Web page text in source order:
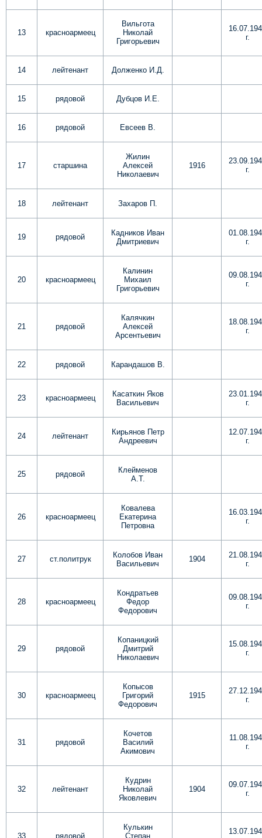
13 красноармеец
Вильгота
Николай
Григорьевич
г.
14 лейтенант Долженко И.Д.
15 рядовой Дубцов И.Е.
16 рядовой Евсеев В.
17 старшина
Жилин
Алексей
Николаевич
1916
г.
18 лейтенант Захаров П.
19 рядовой
Кадников Иван
Дмитриевич
г.
20 красноармеец
Калинин
Михаил
Григорьевич
г.
21 рядовой
Калячкин
Алексей
Арсентьевич
г.
22 рядовой Карандашов В.
23 красноармеец
Касаткин Яков
Васильевич
г.
24 лейтенант
Кирьянов Петр
Андреевич
г.
25 рядовой
Клейменов
А.Т.
26 красноармеец
Ковалева
Екатерина
Петровна
г.
27 ст.политрук
Колобов Иван
Васильевич
1904
г.
28 красноармеец
Кондратьев
Федор
Федорович
г.
29 рядовой
Копаницкий
Дмитрий
Николаевич
г.
30 красноармеец
Копысов
Григорий
Федорович
1915
г.
31 рядовой
Кочетов
Василий
Акимович
г.
32 лейтенант
Кудрин
Николай
Яковлевич
1904
г.
33 рядовой
Кулькин
Степан